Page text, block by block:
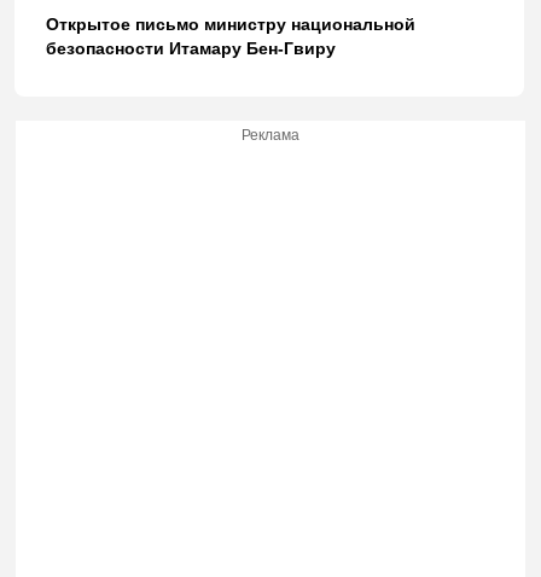
Открытое письмо министру национальной
безопасности Итамару Бен-Гвиру
Реклама